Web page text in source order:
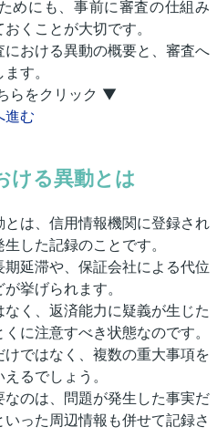
めにも、事前に審査の仕組み
くことが大切です。
おける異動の概要と、審査へ
す。
らをクリック ▼
進む
ける異動とは
は、信用情報機関に登録され
した記録のことです。
延滞や、保証会社による代位
挙げられます。
く、返済能力に疑義が生じた
に注意すべき状態なのです。
ではなく、複数の重大事項を
るでしょう。
のは、問題が発生した事実だ
った周辺情報も併せて記録さ